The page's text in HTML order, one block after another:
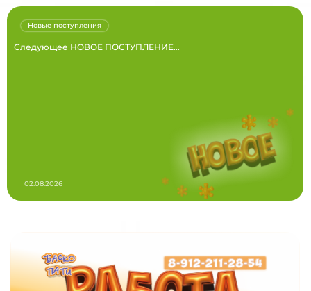
Следующее НОВОЕ ПОСТУПЛЕНИЕ...
Новые поступления
02.08.2026